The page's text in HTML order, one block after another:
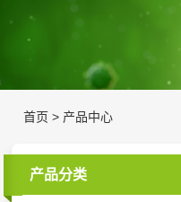
首页 > 产品中心
产品分类